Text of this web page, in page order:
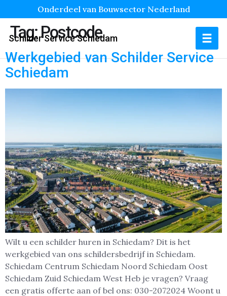
Onderdeel van Bouwsector Nederland
Schilder Service Schiedam
Tag:Postcode
Werkgebied van Schilder Service
Schiedam
Wilt u een schilder huren in Schiedam? Dit is het
werkgebied van ons schildersbedrijf in Schiedam.
Schiedam Centrum Schiedam Noord Schiedam Oost
Schiedam Zuid Schiedam West Heb je vragen? Vraag
een gratis offerte aan of bel ons: 030-2072024 Woont u